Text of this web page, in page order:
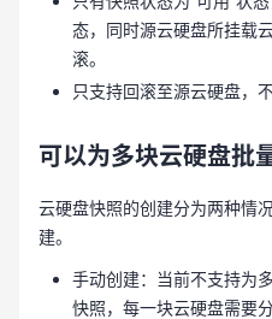
态，同时源云硬盘所挂载
滚。
只支持回滚至源云硬盘，
可以为多块云硬盘批
云硬盘快照的创建分为两种情
建。
手动创建：当前不支持为
快照，每一块云硬盘需要